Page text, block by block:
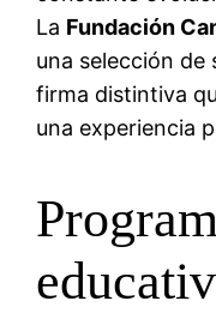
La Fundación
una selección de
firma distintiva
una experiencia